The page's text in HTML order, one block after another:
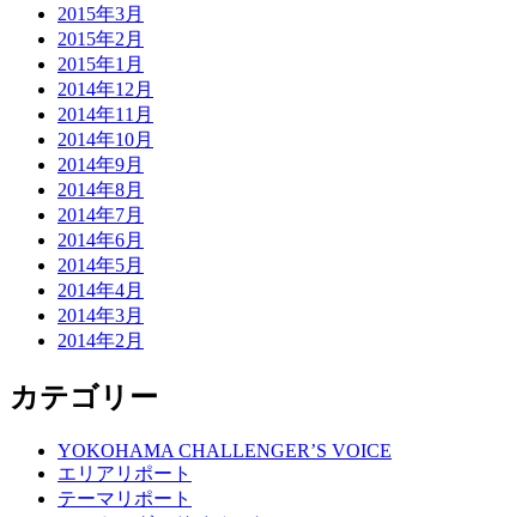
2015年3月
2015年2月
2015年1月
2014年12月
2014年11月
2014年10月
2014年9月
2014年8月
2014年7月
2014年6月
2014年5月
2014年4月
2014年3月
2014年2月
カテゴリー
YOKOHAMA CHALLENGER’S VOICE
エリアリポート
テーマリポート